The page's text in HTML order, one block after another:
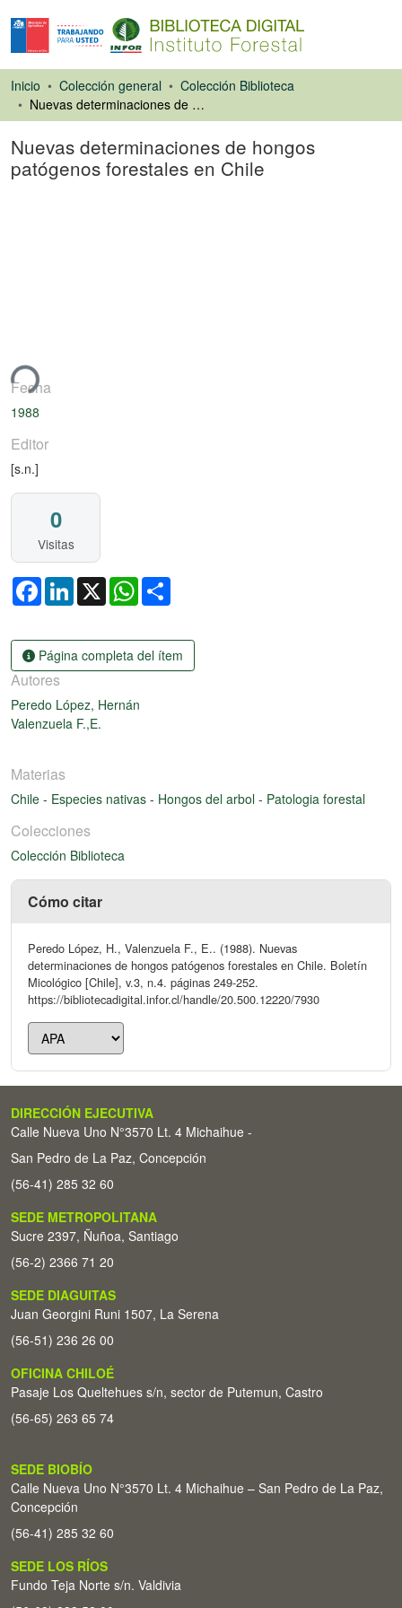
Inicio Colección general
Colección Biblioteca
Nuevas determinaciones de hongos patógenos forestales en Chile
Nuevas determinaciones de hongos
patógenos forestales en Chile
Fecha
1988
Editor
[s.n.]
0
Visitas
FacebookLinkedIn
X WhatsApp
Página completa del ítem
Autores
Peredo López, Hernán
Valenzuela F.,E.
Materias
Chile - Especies nativas - Hongos del arbol - Patologia forestal
Colecciones
Colección Biblioteca
Cómo citar
Peredo López, H., Valenzuela F., E.. (1988). Nuevas
determinaciones de hongos patógenos forestales en Chile. Boletín
Micológico [Chile], v.3, n.4. páginas 249-252.
https://bibliotecadigital.infor.cl/handle/20.500.12220/7930
DIRECCIÓN EJECUTIVA
Calle Nueva Uno N°3570 Lt. 4 Michaihue -
San Pedro de La Paz, Concepción
(56-41) 285 32 60
SEDE METROPOLITANA
Sucre 2397, Ñuñoa, Santiago
(56-2) 2366 71 20
SEDE DIAGUITAS
Juan Georgini Runi 1507, La Serena
(56-51) 236 26 00
OFICINA CHILOÉ
Pasaje Los Queltehues s/n, sector de Putemun, Castro
(56-65) 263 65 74
SEDE BIOBÍO
Calle Nueva Uno N°3570 Lt. 4 Michaihue – San Pedro de La Paz,
Concepción
(56-41) 285 32 60
SEDE LOS RÍOS
Fundo Teja Norte s/n. Valdivia